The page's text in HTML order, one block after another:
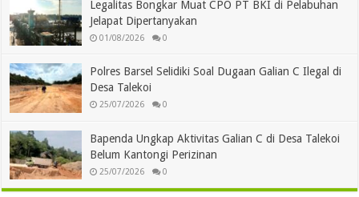
Legalitas Bongkar Muat CPO PT BKI di Pelabuhan
Jelapat Dipertanyakan
01/08/2026 0
Polres Barsel Selidiki Soal Dugaan Galian C Ilegal di
Desa Talekoi
25/07/2026 0
Bapenda Ungkap Aktivitas Galian C di Desa Talekoi
Belum Kantongi Perizinan
25/07/2026 0